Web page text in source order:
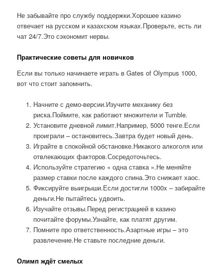
Не забывайте про службу поддержки.Хорошее казино
отвечает на русском и казахском языках.Проверьте, есть ли
чат 24/7.Это сэкономит нервы.
Практические советы для новичков
Если вы только начинаете играть в Gates of Olympus 1000,
вот что стоит запомнить.
Начните с демо-версии.Изучите механику без
риска.Поймите, как работают множители и Tumble.
Установите дневной лимит.Например, 5000 тенге.Если
проиграли – остановитесь.Завтра будет новый день.
Играйте в спокойной обстановке.Никакого алкоголя или
отвлекающих факторов.Сосредоточьтесь.
Используйте стратегию « одна ставка ».Не меняйте
размер ставки после каждого спина.Это снижает хаос.
Фиксируйте выигрыши.Если достигли 1000x – забирайте
деньги.Не пытайтесь удвоить.
Изучайте отзывы.Перед регистрацией в казино
почитайте форумы.Узнайте, как платят другим.
Помните про ответственность.Азартные игры – это
развлечение.Не ставьте последние деньги.
Олимп ждёт смелых